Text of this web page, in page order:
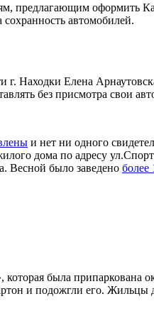
предлагающим оформить
сохранность автомобилей.
г. Находки Елена
без присмотра свои
и нет ни одного
дома по адресу
Весной было заведено более
которая была
и подожгли его. Жильцы